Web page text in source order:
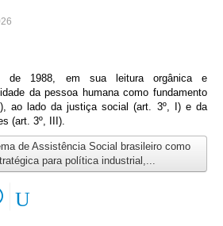
de 1988, em sua leitura orgânica e
da pessoa humana como fundamento
ao lado da justiça social (art. 3º, I) e da
(art. 3º, III).
de Assistência Social brasileiro como
para política industrial,...